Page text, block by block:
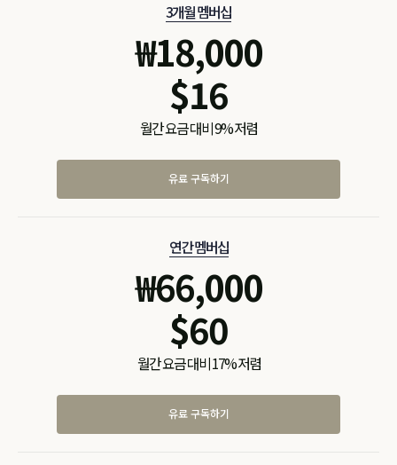
3개월 멤버십
₩18,000
$16
월간 요금 대비 9% 저렴
유료 구독하기
연간 멤버십
₩66,000
$60
월간 요금 대비 17% 저렴
유료 구독하기